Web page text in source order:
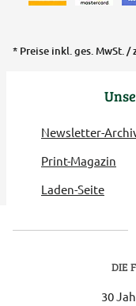
Newsletter-
Print-Magazin
Laden-Seite
* Preise inkl. ges. MwSt. /
DIE
30